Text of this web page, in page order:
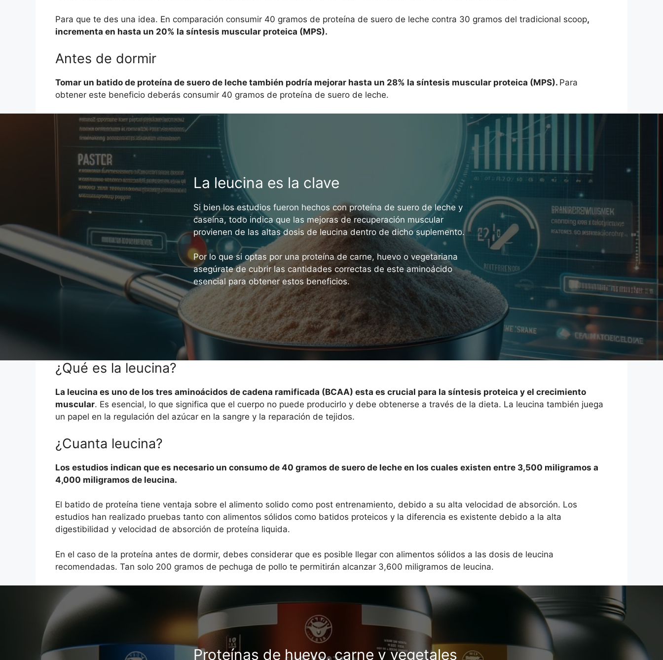
Para que te des una idea. En comparación consumir 40 gramos de proteína de suero de leche contra 30 gramos del tradicional scoop,
incrementa en hasta un 20% la síntesis muscular proteica (MPS).
Antes de dormir
Tomar un batido de proteína de suero de leche también podría mejorar hasta un 28% la síntesis muscular proteica (MPS). Para
obtener este beneficio deberás consumir 40 gramos de proteína de suero de leche.
La leucina es la clave
Si bien los estudios fueron hechos con proteína de suero de leche y
caseína, todo indica que las mejoras de recuperación muscular
provienen de las altas dosis de leucina dentro de dicho suplemento.
Por lo que si optas por una proteína de carne, huevo o vegetariana
asegúrate de cubrir las cantidades correctas de este aminoácido
esencial para obtener estos beneficios.
¿Qué es la leucina?
La leucina es uno de los tres aminoácidos de cadena ramificada (BCAA) esta es crucial para la síntesis proteica y el crecimiento
muscular. Es esencial, lo que significa que el cuerpo no puede producirlo y debe obtenerse a través de la dieta. La leucina también juega
un papel en la regulación del azúcar en la sangre y la reparación de tejidos.
¿Cuanta leucina?
Los estudios indican que es necesario un consumo de 40 gramos de suero de leche en los cuales existen entre 3,500 miligramos a
4,000 miligramos de leucina.
El batido de proteína tiene ventaja sobre el alimento solido como post entrenamiento, debido a su alta velocidad de absorción. Los
estudios han realizado pruebas tanto con alimentos sólidos como batidos proteicos y la diferencia es existente debido a la alta
digestibilidad y velocidad de absorción de proteína liquida.
En el caso de la proteína antes de dormir, debes considerar que es posible llegar con alimentos sólidos a las dosis de leucina
recomendadas. Tan solo 200 gramos de pechuga de pollo te permitirán alcanzar 3,600 miligramos de leucina.
Proteínas de huevo, carne y vegetales